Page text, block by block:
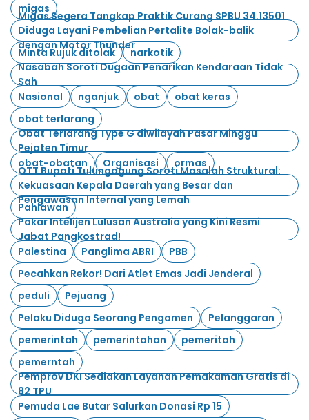
migas
Migas Segera Tangkap Praktik Curang SPBU 34.13501
Diduga Layani Pembelian Pertalite Bolak-balik
dengan Motor Thunder
Minta Rujuk ditolak
narkotik
Nasabah Soroti Dugaan Penarikan Kendaraan Tidak
Sah
Nasional
nganjuk obat
obat keras
obat terlarang
Obat Terlarang Type G diwilayah Pasar Minggu
Pejaten Timur
obat-obatan
Organisasi ormas
OTT Bupati Tulungagung Soroti Masalah Struktural:
Kekuasaan Kepala Daerah yang Besar dan
Pengawasan Internal yang Lemah
Pahlawan
Pakar Intelijen Lulusan Australia yang Kini Resmi
Jabat Pangkostrad!
Palestina
Panglima ABRI
PBB
Pecahkan Rekor! Dari Atlet Emas Jadi Jenderal
peduli
Pejuang
Pelaku Diduga Seorang Pengamen
Pelanggaran
pemerintah
pemerintahan
pemeritah
pemerntah
Pemprov DKI Sediakan Layanan Pemakaman Gratis di
82 TPU
Pemuda Lae Butar Salurkan Donasi Rp 15